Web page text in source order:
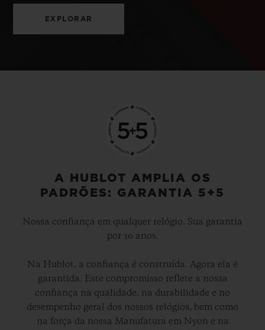
EXPLORAR
A HUBLOT AMPLIA OS
PADRÕES: GARANTIA 5+5
Nossa confiança em qualquer relógio. Sua garantia
por 10 anos.
Na Hublot, a confiança é construída. Agora ela é
garantida. Este compromisso reflete a nossa
confiança na qualidade, na durabilidade e no
desempenho geral dos nossos relógios, bem como
na força da nossa Manufatura em Nyon e na